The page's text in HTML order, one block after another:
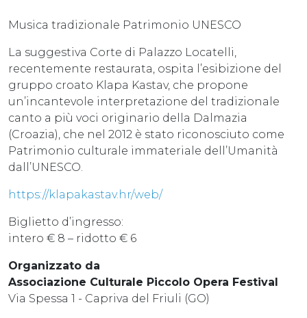
Musica tradizionale Patrimonio UNESCO
La suggestiva Corte di Palazzo Locatelli,
recentemente restaurata, ospita l’esibizione del
gruppo croato Klapa Kastav, che propone
un’incantevole interpretazione del tradizionale
canto a più voci originario della Dalmazia
(Croazia), che nel 2012 è stato riconosciuto come
Patrimonio culturale immateriale dell’Umanità
dall’UNESCO.
https://klapakastav.hr/web/
Biglietto d’ingresso:
intero € 8 – ridotto € 6
Organizzato da
Associazione Culturale Piccolo Opera Festival
Via Spessa 1 - Capriva del Friuli (GO)